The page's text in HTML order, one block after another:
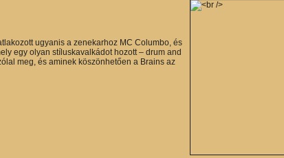
ugyanis a zenekarhoz MC Columbo, és
egy olyan stíluskavalkádot hozott – drum and
meg, és aminek köszönhetően a Brains az